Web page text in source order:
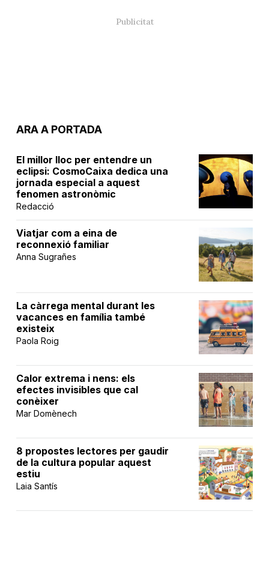
ARA A PORTADA
El millor lloc per entendre un
eclipsi: CosmoCaixa dedica una
jornada especial a aquest
fenomen astronòmic
Redacció
Viatjar com a eina de
reconnexió familiar
Anna Sugrañes
La càrrega mental durant les
vacances en família també
existeix
Paola Roig
Calor extrema i nens: els
efectes invisibles que cal
conèixer
Mar Domènech
8 propostes lectores per gaudir
de la cultura popular aquest
estiu
Laia Santís